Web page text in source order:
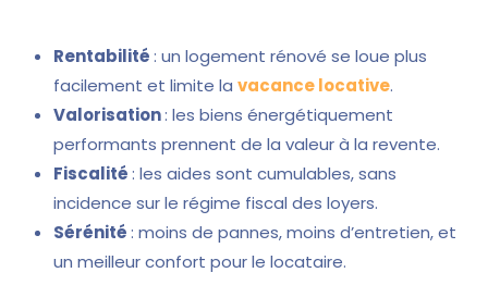
Rentabilité: un logement rénové se loue plus
facilement et limite la vacance locative.
Valorisation: les biens énergétiquement
performants prennent de la valeur à la revente.
Fiscalité: les aides sont cumulables, sans
incidence sur le régime fiscal des loyers.
Sérénité: moins de pannes, moins d’entretien, et
un meilleur confort pour le locataire.